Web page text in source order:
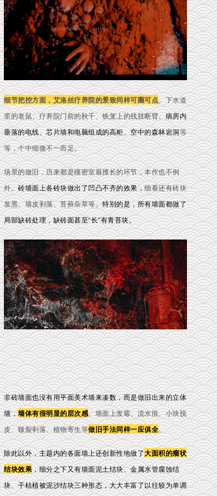
细节把控方面，艾洛丝疗养院的景致同样可圈可点。下水道
里的老鼠、疗养院门前的秋千、铁笼上的残肢断臂、病房内
垂落的电线、芯片墙和电脑组成的高柜、空中的森林岩洞等
等，个中细微不一而足。
场景的做旧，历来都是瞳密室最擅长的环节，本作也不例
外。砖墙面上各砖块做出了凹凸不齐的效果，细看还有砖块
发黑、墙皮剥落、苔藓杂草等。特别的是，所有墙面都做了
局部缺砖处理，缺砖面甚至“长”有青苔块。
非砖墙面也没有用平面美术墙来凑数，而是做旧出来的立体
墙，墙体有很明显的层次感。墙面上发霉、流水痕、小块脱
皮、皲裂剥落、植物寄生等做旧手法同样一应俱全。
除此以外，主题内的各面墙上还创新性地做了大面积的瘤状
结块效果，细分之下又有墙面泥土结块、金属水管腐蚀结
块、干枯植被泥沙结块三种形态，大大丰富了以往较为单调